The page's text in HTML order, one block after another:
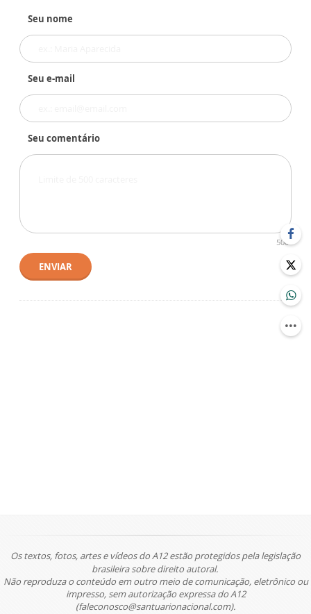
Seu nome
Seu e-mail
Seu comentário
500
ENVIAR
Os textos, fotos, artes e vídeos do A12 estão protegidos pela legislação
brasileira sobre direito autoral.
Não reproduza o conteúdo em outro meio de comunicação, eletrônico ou
impresso, sem autorização expressa do A12
(faleconosco@santuarionacional.com).